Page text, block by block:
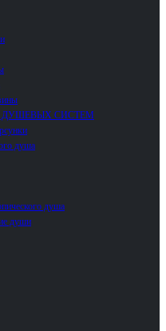
СИСТЕМ
душа
душа
души